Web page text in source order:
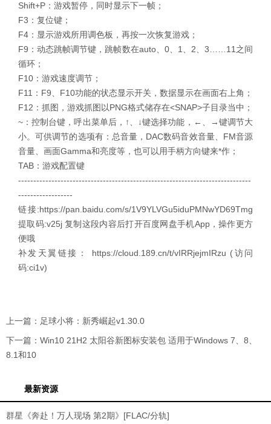
Shift+P：游戏暂停，同时显示下一帧；
F3：复位键；
F4：显示游戏所用调色板，再按一次恢复游戏；
F9：动态跳帧调节键，跳帧数在auto、0、1、2、3……11之间
循环；
F10：游戏速度调节；
F11：F9、F10功能的状态显示开关，数据显示在画面右上角；
F12：抓图，游戏抓图以PNG格式储存在<SNAP>子目录当中；
~：控制台键，呼出菜单后，↑、↓键选择功能，←、→键调节大
小。可供调节的选项有：总音量，DAC数码音效音量、FM音源
音量、画面Gamma和亮度等，也可以用手柄方向键来*作；
TAB：游戏配置键
-----------------------------------------------------------------------------
------------------
链接:https://pan.baidu.com/s/1V9YLVGu5iduPMNwYD69Tmg
提取码:v25j 复制这段内容后打开百度网盘手机App，操作更方
便哦
补发天翼链接： https://cloud.189.cn/t/vIRRjejmIRzu (访问
码:ci1v)
上一篇： 足球小将：新秀崛起v1.30.0
下一篇： Win10 21H2 太阳谷新图标安装包 适用于Windows 7、8、
8.1和10
最新资源
群星《奔赴！万人现场 第2期》[FLAC/分轨]